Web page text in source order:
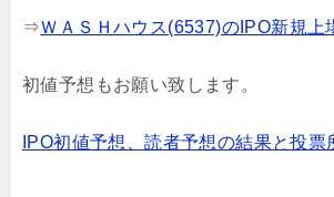
⇒ＷＡＳＨハウス(6537)のIPO新規上
初値予想もお願い致します。
IPO初値予想、読者予想の結果と投票